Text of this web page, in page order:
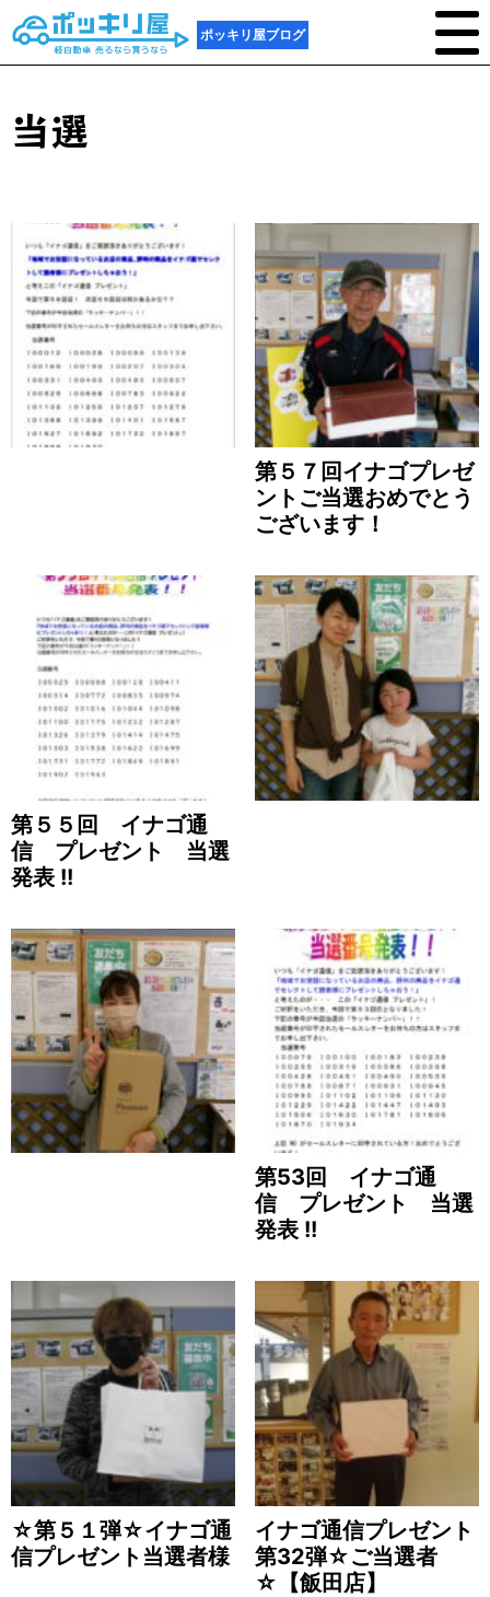
ポッキリ屋ブログ
当選
第５７回イナゴプレゼ
ントご当選おめでとう
ございます！
第５５回 イナゴ通
信 プレゼント 当選
発表 !!
第53回 イナゴ通
信 プレゼント 当選
発表 !!
☆第５１弾☆イナゴ通
信プレゼント当選者様
イナゴ通信プレゼント
第32弾☆ご当選者
☆【飯田店】